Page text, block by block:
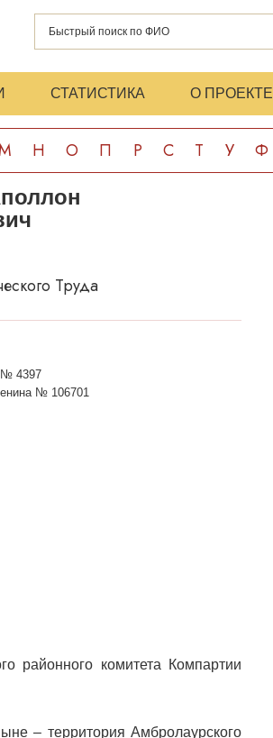
СТАТИСТИКА О ПРОЕКТЕ
Н О П Р С Т У Ф
Труда
4397
№ 106701
районного комитета Компартии
– территория Амбролаурского